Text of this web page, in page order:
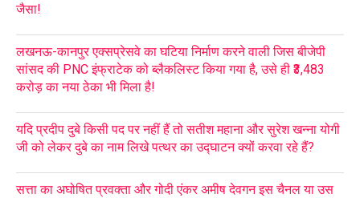
जैसा!
लखनऊ-कानपुर एक्सप्रेसवे का घटिया निर्माण करने वाली जिस बीजेपी
सांसद की PNC इंफ्राटेक को ब्लैकलिस्ट किया गया है, उसे ही ₹3,483
करोड़ का नया ठेका भी मिला है!
यदि प्रदीप दुबे किसी पद पर नहीं हैं तो सतीश महाना और सुरेश खन्ना योगी
जी को लेकर दुबे का नाम लिखे पत्थर का उद्घाटन क्यों करवा रहे हैं?
सत्ता का अघोषित प्रवक्ता और गोदी एंकर अमीष देवगन इस चैनल या उस